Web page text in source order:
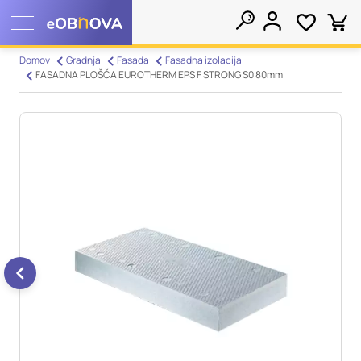
Domov Gradnja Fasada
Fasadna izolacija
FASADNA PLOŠČA EUROTHERM EPS F STRONG S0 80mm
Nastavitve piškotkov
zagotovijo bolj prilagojeno spletno uporabniško izkušnjo.
Nekatere vrste piškotkov lahko zavrnete. Klikajte različna
imena kategorij, da si ogledate več informacij in spremenite
privzete nastavitve. Blokiranje določenih vrst piškotkov vpliva
na vašo uporabo tega spletnega mesta in naše storitve.